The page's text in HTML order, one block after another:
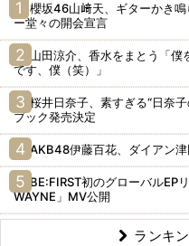
櫻坂46山﨑天、ギターかき鳴
ー堂々の開会宣言
山田涼介、香水をまとう「僕
です、僕（笑）」
桜井日奈子、素すぎる“日奈
ブック発売決定
AKB48伊藤百花、ダイアン津
BE:FIRST初のグローバルEP
WAYNE」MV公開
ランキ